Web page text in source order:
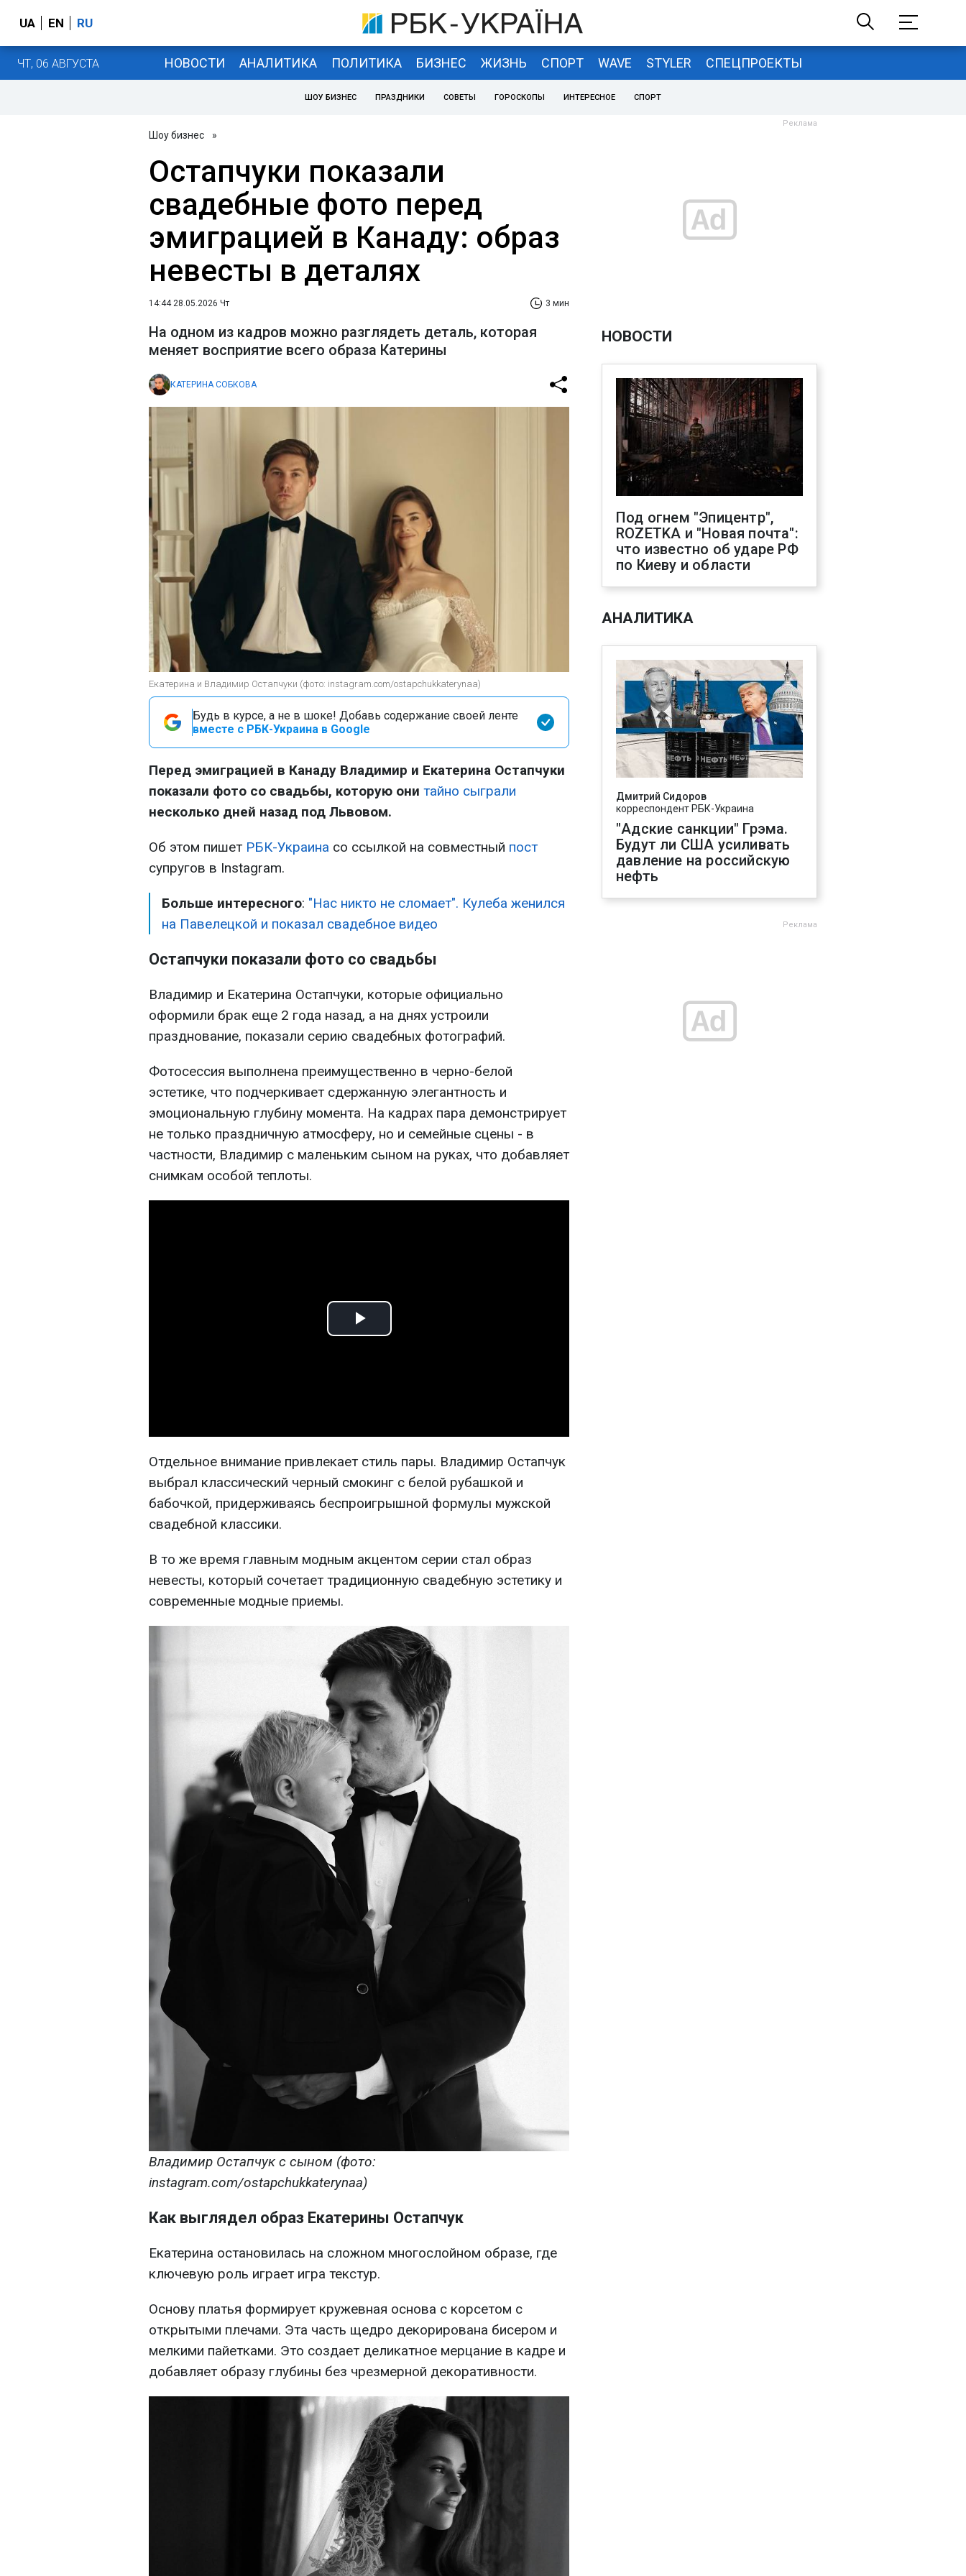
UA EN RU
ЧТ, 06 АВГУСТА НОВОСТИ АНАЛИТИКА ПОЛИТИКА БИЗНЕС ЖИЗНЬ СПОРТ WAVE STYLER СПЕЦПРОЕКТЫ
ШОУ БИЗНЕС ПРАЗДНИКИ СОВЕТЫ ГОРОСКОПЫ ИНТЕРЕСНОЕ СПОРТ
Шоу бизнес »
Остапчуки показали
свадебные фото перед
эмиграцией в Канаду: образ
невесты в деталях
14:44 28.05.2026 Чт 3 мин
На одном из кадров можно разглядеть деталь, которая
меняет восприятие всего образа Катерины
КАТЕРИНА СОБКОВА
Екатерина и Владимир Остапчуки (фото: instagram.com/ostapchukkaterynaa)
Будь в курсе, а не в шоке! Добавь содержание своей ленте
вместе с РБК-Украина в Google
Перед эмиграцией в Канаду Владимир и Екатерина Остапчуки
показали фото со свадьбы, которую они тайно сыграли
несколько дней назад под Львовом.
Об этом пишет РБК-Украина со ссылкой на совместный пост
супругов в Instagram.
Больше интересного: "Нас никто не сломает". Кулеба женился
на Павелецкой и показал свадебное видео
Остапчуки показали фото со свадьбы
Владимир и Екатерина Остапчуки, которые официально
оформили брак еще 2 года назад, а на днях устроили
празднование, показали серию свадебных фотографий.
Фотосессия выполнена преимущественно в черно-белой
эстетике, что подчеркивает сдержанную элегантность и
эмоциональную глубину момента. На кадрах пара демонстрирует
не только праздничную атмосферу, но и семейные сцены - в
частности, Владимир с маленьким сыном на руках, что добавляет
снимкам особой теплоты.
Play
Отдельное внимание привлекает стиль пары. Владимир Остапчук
выбрал классический черный смокинг с белой рубашкой и
бабочкой, придерживаясь беспроигрышной формулы мужской
свадебной классики.
В то же время главным модным акцентом серии стал образ
невесты, который сочетает традиционную свадебную эстетику и
современные модные приемы.
Владимир Остапчук с сыном (фото:
instagram.com/ostapchukkaterynaa)
Как выглядел образ Екатерины Остапчук
Екатерина остановилась на сложном многослойном образе, где
ключевую роль играет игра текстур.
Основу платья формирует кружевная основа с корсетом с
открытыми плечами. Эта часть щедро декорирована бисером и
мелкими пайетками. Это создает деликатное мерцание в кадре и
добавляет образу глубины без чрезмерной декоративности.
НОВОСТИ
Под огнем "Эпицентр",
ROZETKA и "Новая почта":
что известно об ударе РФ
по Киеву и области
АНАЛИТИКА
Дмитрий Сидоров
корреспондент РБК-Украина
"Адские санкции" Грэма.
Будут ли США усиливать
давление на российскую
нефть